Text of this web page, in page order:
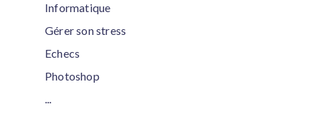
Informatique
Gérer son stress
Echecs
Photoshop
...